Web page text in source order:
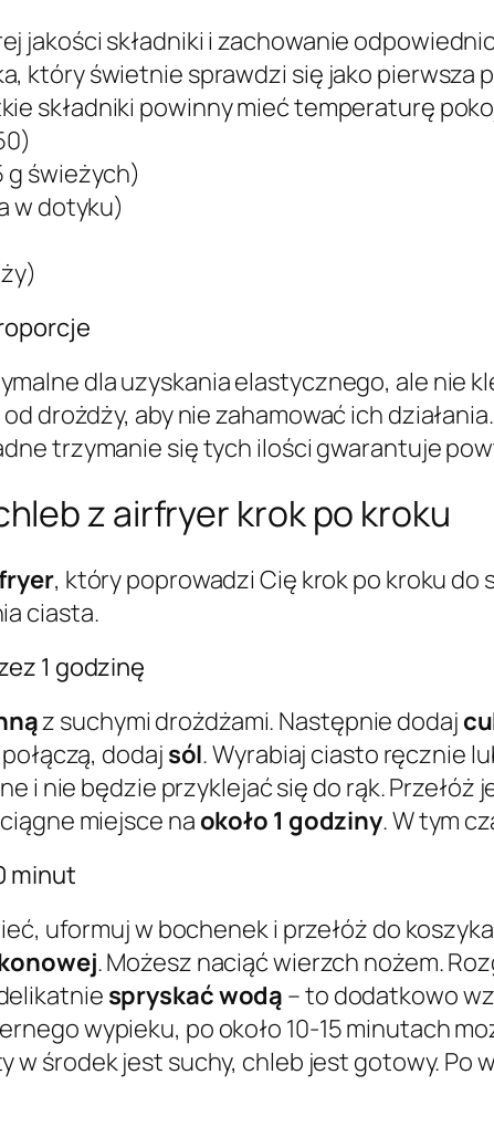
jakości składniki i zachowanie
który świetnie sprawdzi się jako pierwsza
składniki powinny mieć temperaturę
g świeżych)
w dotyku)
dla uzyskania elastycznego, ale nie
drożdży, aby nie zahamować ich działania.
trzymanie się tych ilości gwarantuje
z airfryer krok po kroku
, który poprowadzi Cię krok po kroku do
ciasta.
1 godzinę
z suchymi drożdżami. Następnie dodaj
dodaj sól. Wyrabiaj ciasto ręcznie
i nie będzie przyklejać się do rąk. Przełóż
miejsce na około 1 godziny. W tym
minut
uformuj w bochenek i przełóż do koszyka
. Możesz naciąć wierzch nożem.
spryskać wodą – to dodatkowo
wypieku, po około 10-15 minutach
w środek jest suchy, chleb jest gotowy. Po